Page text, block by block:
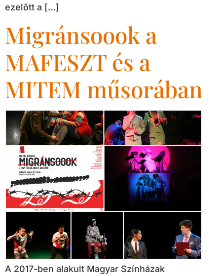
ezelőtt a […]
Migránsoook a
MAFESZT és a
MITEM műsorában
A 2017-ben alakult Magyar Színházak